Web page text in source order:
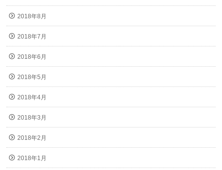
2018年8月
2018年7月
2018年6月
2018年5月
2018年4月
2018年3月
2018年2月
2018年1月